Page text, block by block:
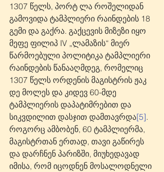
1307 წელს, პორტ ლა როშელიდან
გამოვიდა ტამპლიერი რაინდების 18
გემი და გაქრა. გაქცევის მიზეზი იყო
მეფე ფილიპ IV „ლამაზის“ მიერ
წარმოებული პოლიტიკა ტამპლიერი
რაინდების წანააღმდეგ, რომელიც
1307 წელს ორდენის მაგისტრის ჟაკ
დე მოლეს და კიდევ 60-მდე
ტამპლიერის დაპატიმრებით და
სიკვდილით დასჯით დამთავრდა[5].
როგორც ამბობენ, 60 ტამპლიერმა,
მაგისტრთან ერთად, თავი გაწირეს
და დარჩნენ პარიზში, მიუხედავად
იმისა, რომ იცოდნენ მოსალოდნელი